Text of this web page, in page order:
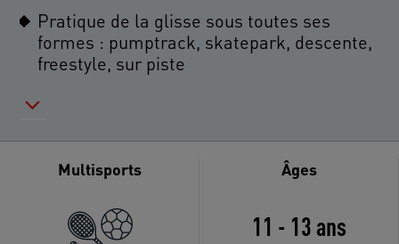
Pratique de la glisse sous toutes ses
formes : pumptrack, skatepark, descente,
freestyle, sur piste
Multisports Âges
11 - 13 ans